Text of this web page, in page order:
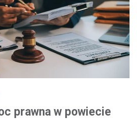
prawna w powiecie